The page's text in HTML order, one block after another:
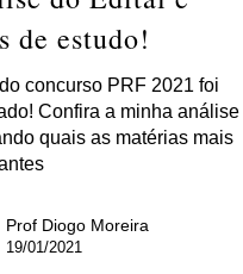
de estudo!
concurso PRF 2021 foi
Confira a minha análise
quais as matérias mais
Prof Diogo Moreira
19/01/2021